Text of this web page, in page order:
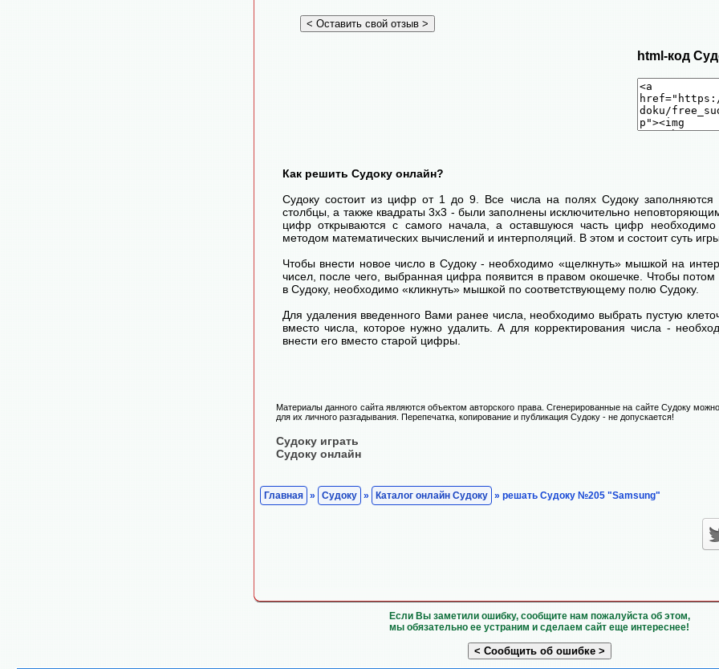
html-код
Как решить Судоку онлайн?
Судоку состоит из цифр от 1 до 9. Все числа на полях Судоку
столбцы, а также квадраты 3х3 - были заполнены исключительно
цифр открываются с самого начала, а оставшуюся часть цифр необходимо
методом математических вычислений и интерполяций. В этом и состоит суть
Чтобы внести новое число в Судоку - необходимо «щелкнуть» мышкой на
чисел, после чего, выбранная цифра появится в правом окошечке. Чтобы
в Судоку, необходимо «кликнуть» мышкой по соответствующему полю Судоку.
Для удаления введенного Вами ранее числа, необходимо выбрать пустую
вместо числа, которое нужно удалить. А для корректирования числа -
внести его вместо старой цифры.
Материалы данного сайта являются объектом авторского права. Сгенерированные на сайте Судоку
для их личного разгадывания. Перепечатка, копирование и публикация Судоку - не допускается!
Судоку играть
Судоку онлайн
Главная » Судоку » Каталог онлайн Судоку » решать Судоку №205 "Samsung"
Если Вы заметили ошибку, сообщите нам пожалуйста об этом,
мы обязательно ее устраним и сделаем сайт еще интереснее!